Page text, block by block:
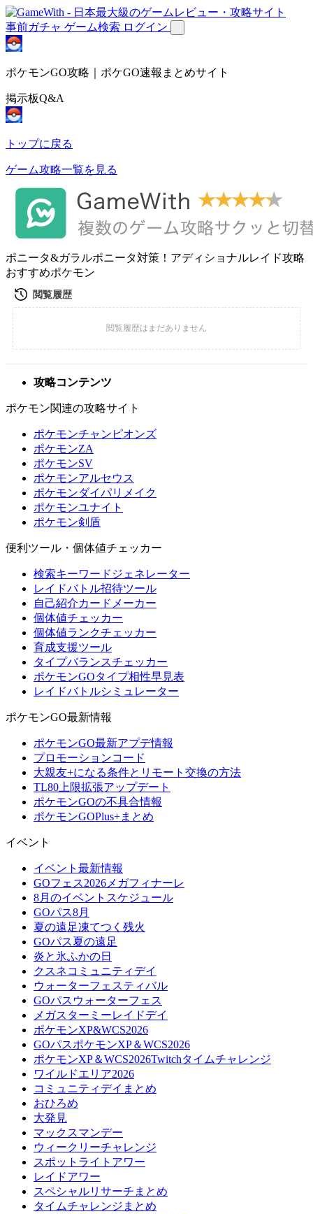
事前ガチャ ゲーム検索 ログイン
ポケモンGO攻略｜ポケGO速報まとめサイト
掲示板Q&A
トップに戻る
ゲーム攻略一覧を見る
ポニータ&ガラルポニータ対策！アディショナルレイド攻略
おすすめポケモン
攻略コンテンツ
ポケモン関連の攻略サイト
ポケモンチャンピオンズ
ポケモンZA
ポケモンSV
ポケモンアルセウス
ポケモンダイパリメイク
ポケモンユナイト
ポケモン剣盾
便利ツール・個体値チェッカー
検索キーワードジェネレーター
レイドバトル招待ツール
自己紹介カードメーカー
個体値チェッカー
個体値ランクチェッカー
育成支援ツール
タイプバランスチェッカー
ポケモンGOタイプ相性早見表
レイドバトルシミュレーター
ポケモンGO最新情報
ポケモンGO最新アプデ情報
プロモーションコード
大親友+になる条件とリモート交換の方法
TL80上限拡張アップデート
ポケモンGOの不具合情報
ポケモンGOPlus+まとめ
イベント
イベント最新情報
GOフェス2026メガフィナーレ
8月のイベントスケジュール
GOパス8月
夏の遠足凍てつく残火
GOパス夏の遠足
炎と氷ふかの日
クスネコミュニティデイ
ウォーターフェスティバル
GOパスウォーターフェス
メガスターミーレイドデイ
ポケモンXP&WCS2026
GOパスポケモンXP＆WCS2026
ポケモンXP＆WCS2026Twitchタイムチャレンジ
ワイルドエリア2026
コミュニティデイまとめ
おひろめ
大発見
マックスマンデー
ウィークリーチャレンジ
スポットライトアワー
レイドアワー
スペシャルリサーチまとめ
タイムチャレンジまとめ